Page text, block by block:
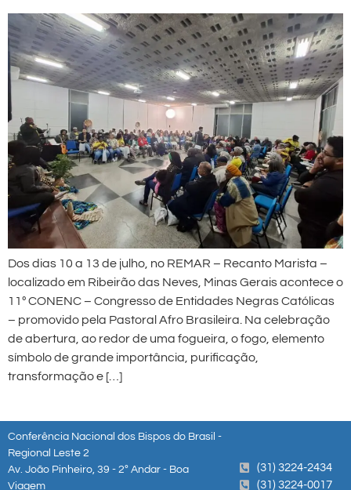
Dos dias 10 a 13 de julho, no REMAR – Recanto Marista –
localizado em Ribeirão das Neves, Minas Gerais acontece o
11º CONENC – Congresso de Entidades Negras Católicas
– promovido pela Pastoral Afro Brasileira. Na celebração
de abertura, ao redor de uma fogueira, o fogo, elemento
símbolo de grande importância, purificação,
transformação e […]
Conferência Nacional dos Bispos do Brasil -
Regional Leste 2
Av. João Pinheiro, 39 - 2º Andar - Boa
Viagem
(31) 3224-2434
(31) 3224-0017